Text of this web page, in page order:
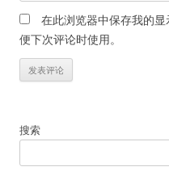
在此浏览器中保存我的
便下次评论时使用。
搜索